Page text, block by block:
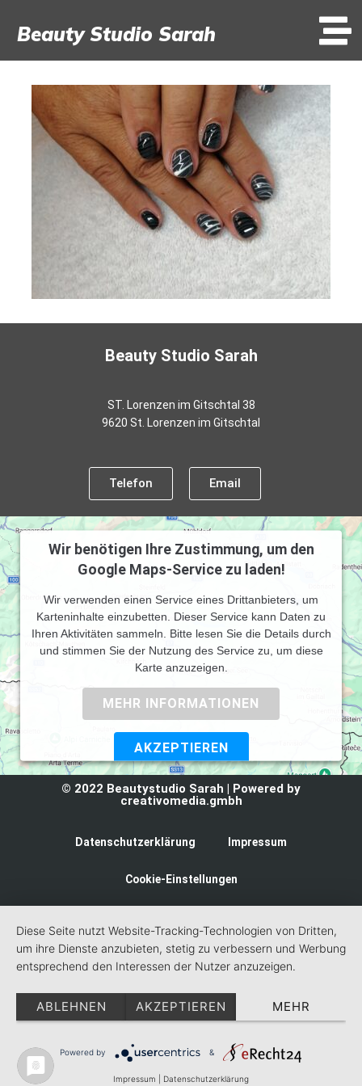
Beauty Studio Sarah
Beauty Studio Sarah
ST. Lorenzen im Gitschtal 38
9620 St. Lorenzen im Gitschtal
Telefon Email
Wir benötigen Ihre Zustimmung, um den
Google Maps-Service zu laden!
Wir verwenden einen Service eines Drittanbieters, um
Karteninhalte einzubetten. Dieser Service kann Daten zu
Ihren Aktivitäten sammeln. Bitte lesen Sie die Details durch
und stimmen Sie der Nutzung des Service zu, um diese
Karte anzuzeigen.
MEHR INFORMATIONEN
AKZEPTIEREN
Powered byUsercentrics Consent Management Platform
© 2022 Beautystudio Sarah | Powered by
creativomedia.gmbh
Datenschutzerklärung Impressum
Cookie-Einstellungen
Diese Seite nutzt Website-Tracking-Technologien von Dritten,
um ihre Dienste anzubieten, stetig zu verbessern und Werbung
entsprechend den Interessen der Nutzer anzuzeigen.
ABLEHNEN AKZEPTIEREN MEHR
Powered by &
Impressum Datenschutzerklärung